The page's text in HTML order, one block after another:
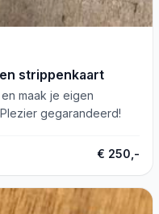
strippenkaart
maak je eigen
gegarandeerd!
€ 250,-